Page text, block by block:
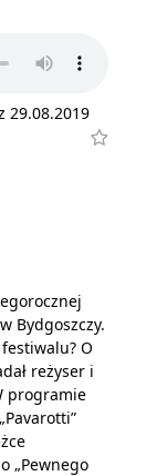
29.08.2019
Bydgoszczy.
O
reżyser i
programie
„Pewnego